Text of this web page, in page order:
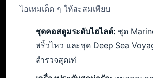
ไอเทมเด็ด ๆ ให้สะสมเพียบ
ชุดคอสตูมระดับไฮไลต์: ชุด
พริ้วไหว และชุด Deep Sea
สำรวจสุดเท่